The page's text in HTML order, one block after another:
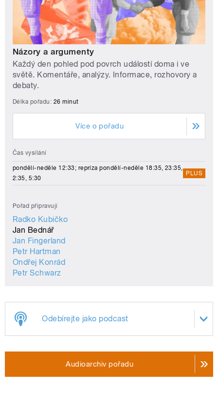
Názory a argumenty
Každý den pohled pod povrch událostí doma i ve
světě. Komentáře, analýzy. Informace, rozhovory a
debaty.
Délka pořadu: 26 minut
Více o pořadu
Čas vysílání
pondělí-neděle 12:33; repríza pondělí-neděle 18:35, 23:35,
2:35, 5:30
PLUS
Pořad připravují
Radko Kubičko
Jan Bednář
Jan Fingerland
Petr Hartman
Ondřej Konrád
Petr Schwarz
Odebírejte jako podcast
Audioarchiv pořadu